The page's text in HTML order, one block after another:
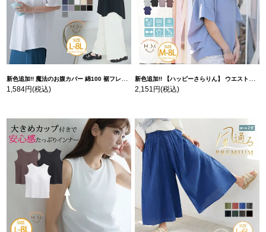
新色追加!! 魔法のお腹カバー 綿100 裾フレア Tシャツ | 大きいサイズの通販ならハッピーマリリン
1,584円(税込)
新色追加!! 【ハッピーさらりん】 ウエストタック入り スッキリ魅せ コクーントップス | 大きいサイズの通販ならハッピーマリリン
2,151円(税込)